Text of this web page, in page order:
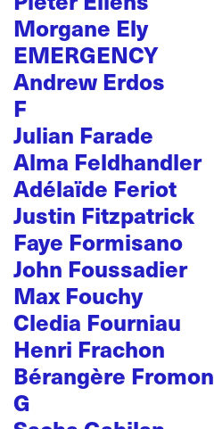
Morgane Ely
EMERGENCY
Andrew Erdos
F
Julian Farade
Alma Feldhandler
Adélaïde Feriot
Justin Fitzpatrick
Faye Formisano
John Foussadier
Max Fouchy
Cledia Fourniau
Henri Frachon
Bérangère
G